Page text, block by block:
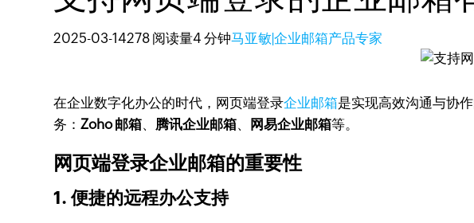
2025-03-14278 阅读量4 分钟马亚敏|企业邮箱产品专家
在企业数字化办公的时代，网页端登录企业邮箱是实现高效沟通与协
务：Zoho 邮箱、 腾讯企业邮箱、 网易企业邮箱等。
网页端登录企业邮箱的重要性
1. 便捷的远程办公支持